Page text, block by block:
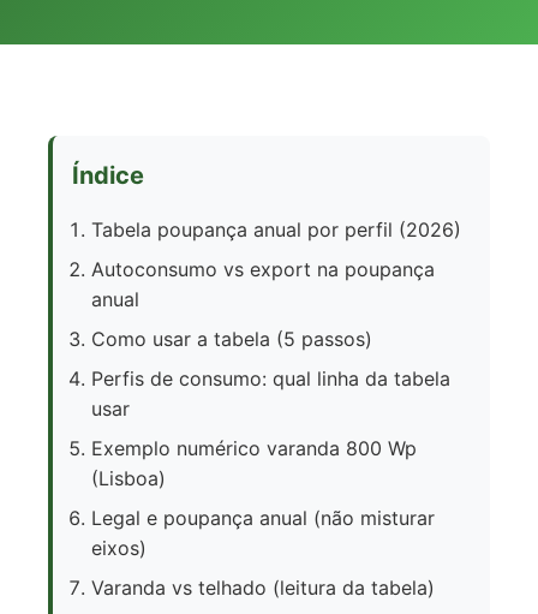
Índice
Tabela poupança anual por perfil (2026)
Autoconsumo vs export na poupança
anual
Como usar a tabela (5 passos)
Perfis de consumo: qual linha da tabela
usar
Exemplo numérico varanda 800 Wp
(Lisboa)
Legal e poupança anual (não misturar
eixos)
Varanda vs telhado (leitura da tabela)